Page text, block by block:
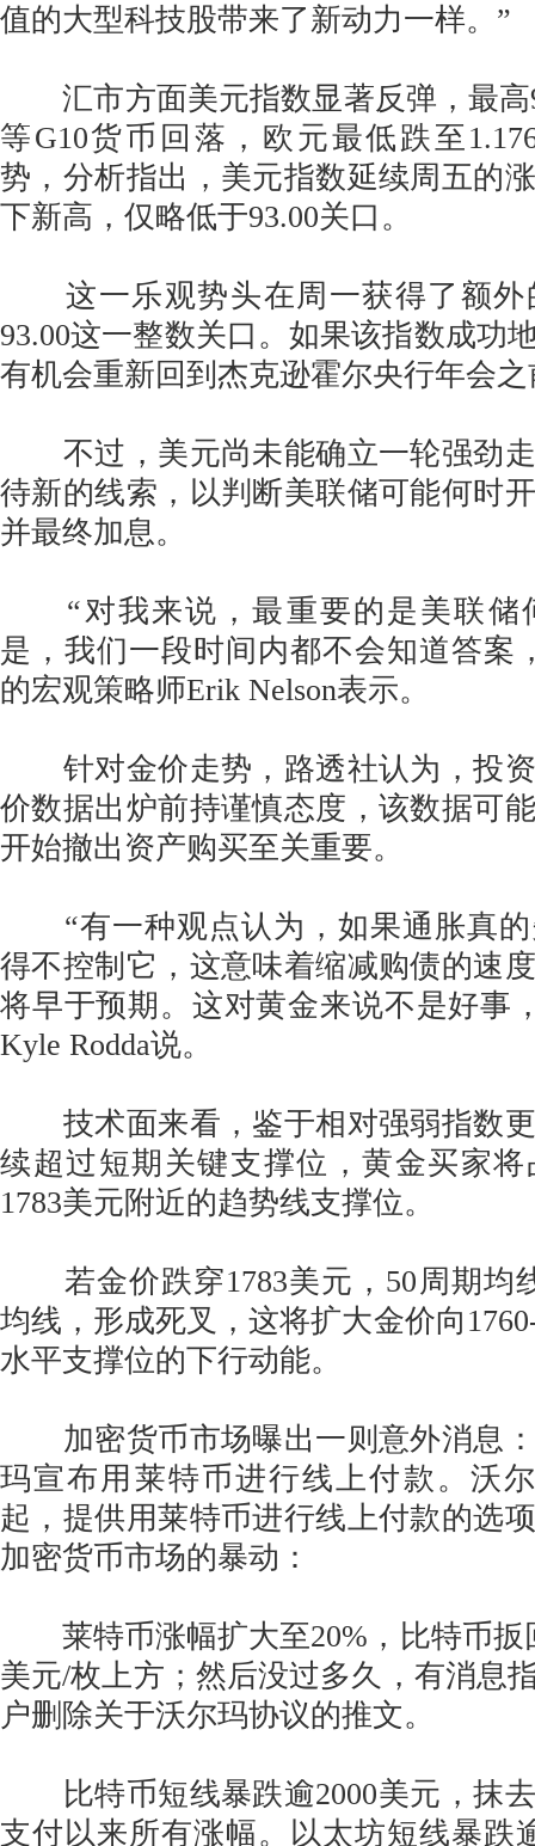
值的大型科技股带来了新动力一样。”
汇市方面美元指数显著反弹，最高
等G10货币回落，欧元最低跌至
势，分析指出，美元指数延续周五的
下新高，仅略低于93.00关口。
这一乐观势头在周一获得了额外
93.00这一整数关口。如果该指数成功
有机会重新回到杰克逊霍尔央行年会之
不过，美元尚未能确立一轮强劲走
待新的线索，以判断美联储可能何时
并最终加息。
“对我来说，最重要的是美联储
是，我们一段时间内都不会知道答案
的宏观策略师Erik Nelson表示。
针对金价走势，路透社认为，投资
价数据出炉前持谨慎态度，该数据可
开始撤出资产购买至关重要。
“有一种观点认为，如果通胀真的
得不控制它，这意味着缩减购债的速
将早于预期。这对黄金来说不是好事
Kyle Rodda说。
技术面来看，鉴于相对强弱指数更
续超过短期关键支撑位，黄金买家
1783美元附近的趋势线支撑位。
若金价跌穿1783美元，50周期均
均线，形成死叉，这将扩大金价向
水平支撑位的下行动能。
加密货币市场曝出一则意外消息：
玛宣布用莱特币进行线上付款。沃
起，提供用莱特币进行线上付款的选
加密货币市场的暴动：
莱特币涨幅扩大至20%，比特币扳
美元/枚上方；然后没过多久，有消息
户删除关于沃尔玛协议的推文。
比特币短线暴跌逾2000美元，抹
支付以来所有涨幅。以太坊短线暴跌